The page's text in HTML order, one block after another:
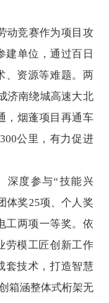
动竞赛作为项目攻
建单位，通过百日
、资源等难题。两
济南绕城高速大北
，烟蓬项目再通车
公里，有力促进
深度参与“技能兴
体奖25项、个人奖
工两项一等奖。依
劳模工匠创新工作
套技术，打造智慧
箱涵整体式桁架无